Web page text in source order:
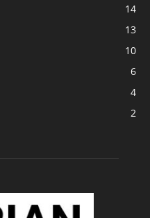
14
13
10
6
4
2